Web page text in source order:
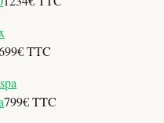
TTC
799€ TTC